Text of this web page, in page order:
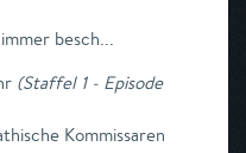
besch...
(Staffel 1 - Episode
Kommissaren